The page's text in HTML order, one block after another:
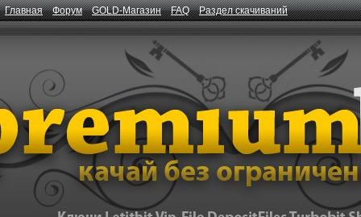
Главная Форум GOLD-Магазин FAQ Раздел скачиваний